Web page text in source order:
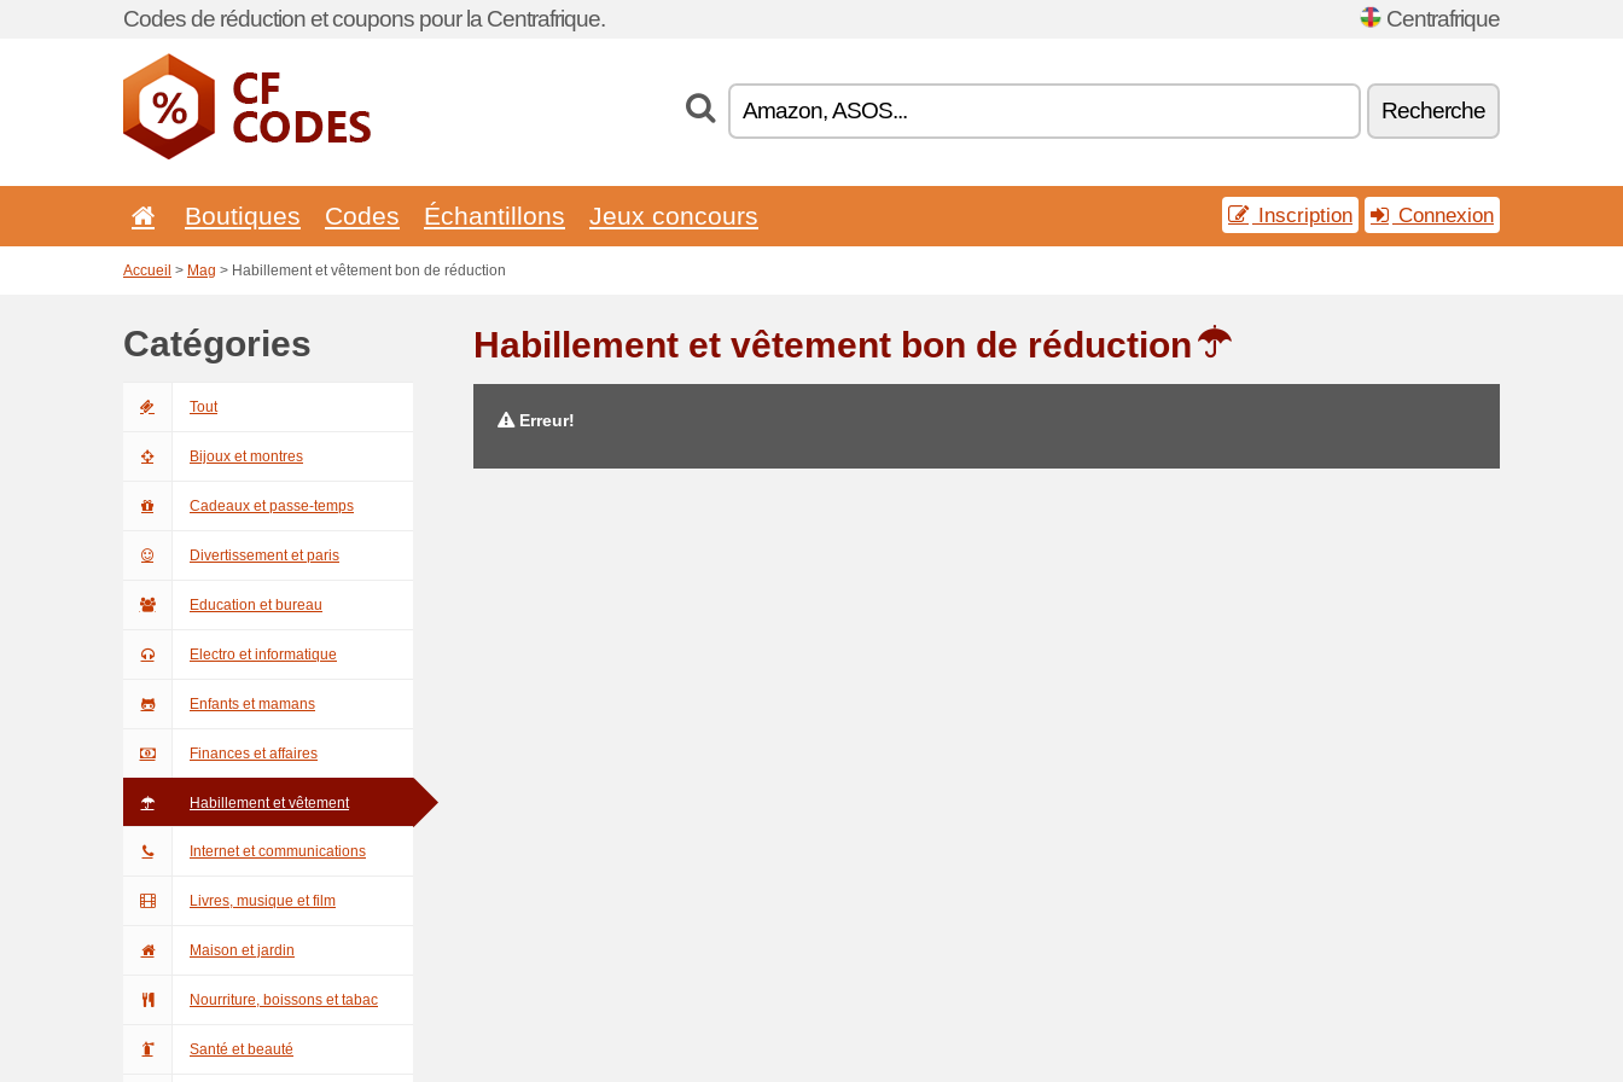
Codes de réduction et coupons pour la Centrafrique. Centrafrique
Recherche
Boutiques Codes Échantillons Jeux concours Inscription Connexion
Accueil > Mag > Habillement et vêtement bon de réduction
Catégories
Tout
Bijoux et montres
Cadeaux et passe-temps
Divertissement et paris
Education et bureau
Electro et informatique
Enfants et mamans
Finances et affaires
Habillement et vêtement
Internet et communications
Livres, musique et film
Maison et jardin
Nourriture, boissons et tabac
Santé et beauté
Habillement et vêtement bon de réduction
Erreur!